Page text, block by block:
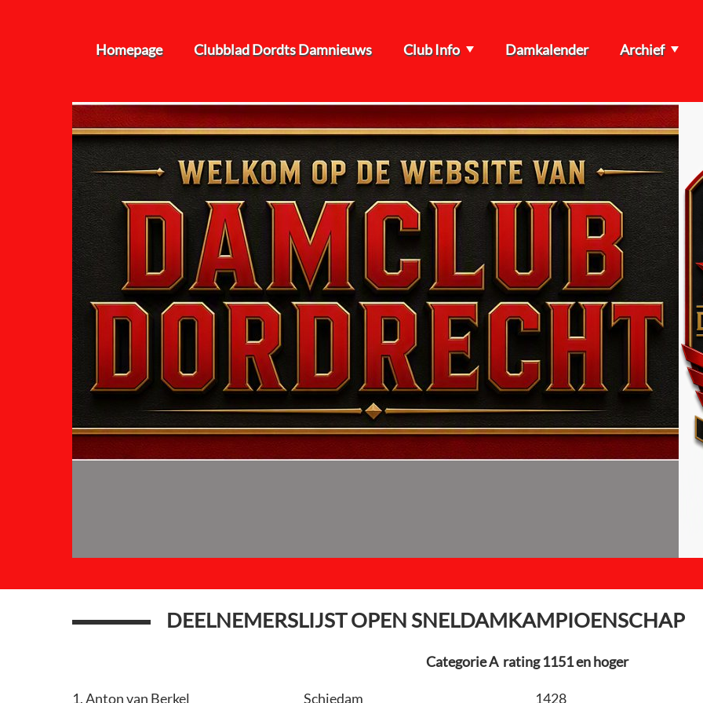
DEELNEMERSLIJST OPEN SNELDAMKAMPIOENSCHAP
Categorie A rating 1151 en hoger
1. Anton van Berkel Schiedam 1428
Homepage Clubblad Dordts Damnieuws Club Info Damkalender Archief